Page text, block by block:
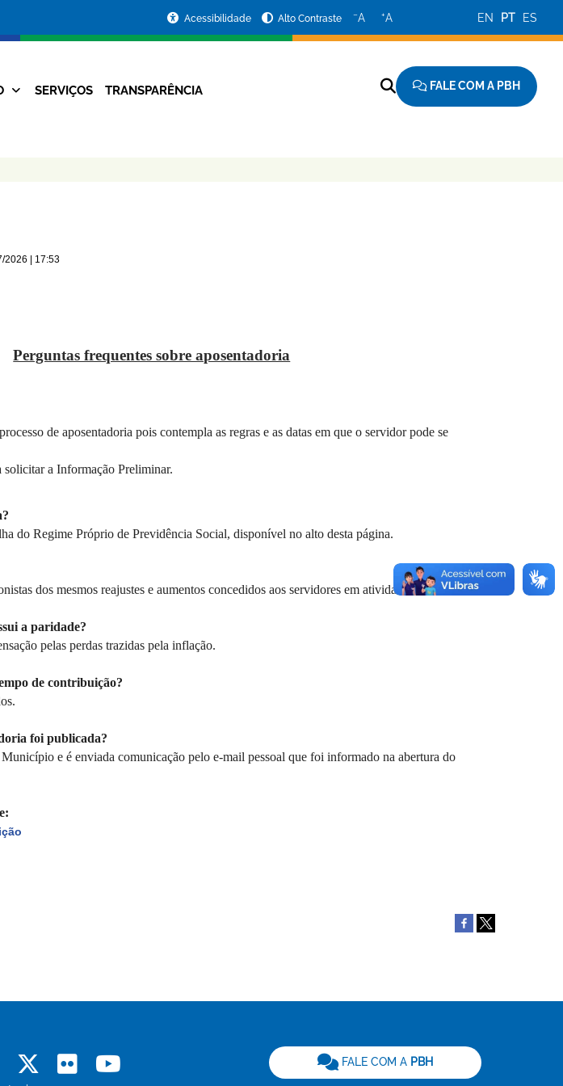
Acessibilidade Alto Contraste −A +A EN PT ES
SERVIÇOS TRANSPARÊNCIA FALE COM A PBH
2026 | 17:53
Perguntas frequentes sobre aposentadoria
de aposentadoria pois contempla as regras e as datas em que o servidor pode se
solicitar a Informação Preliminar.
do Regime Próprio de Previdência Social, disponível no alto desta página.
dos mesmos reajustes e aumentos concedidos aos servidores em atividade.
a paridade?
pelas perdas trazidas pela inflação.
de contribuição?
foi publicada?
e é enviada comunicação pelo e-mail pessoal que foi informado na abertura do
Whatsapp
X Flickr FALE COM A PBH